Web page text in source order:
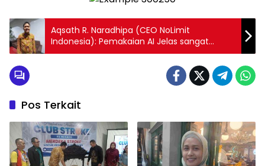
Aqsath R. Naradhipa (CEO NoLimit
Indonesia): Pemakaian AI Jelas sangat
Membantu Operasional Perusahaan. Perlu
Perubahan Mindset untuk Mengikuti Revolusi
Pos Terkait